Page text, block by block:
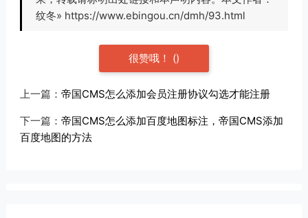
纹冬» https://www.ebingou.cn/dmh/93.html
很赞哦！ ()
上一篇： 帝国CMS怎么添加会员注册协议勾选才能注册
下一篇： 帝国CMS怎么添加百度地图标注，帝国CMS添加
百度地图的方法